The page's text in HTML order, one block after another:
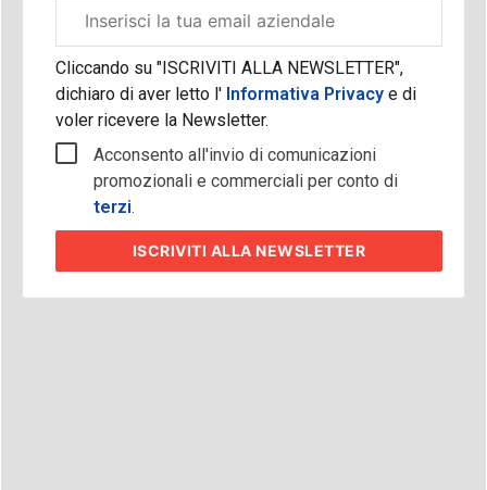
aziendale
Cliccando su "ISCRIVITI ALLA NEWSLETTER",
dichiaro di aver letto l'Informativa Privacy e di
voler ricevere la Newsletter.
Acconsento all'invio di comunicazioni
promozionali e commerciali per conto di
terzi.
ISCRIVITI ALLA NEWSLETTER